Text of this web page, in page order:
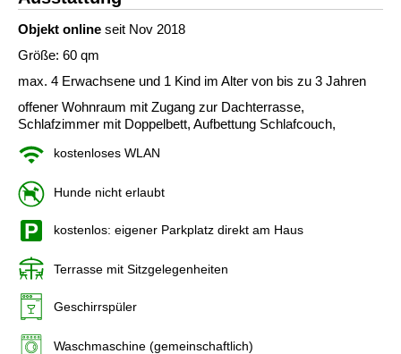
Objekt online seit Nov 2018
Größe: 60 qm
max. 4 Erwachsene und 1 Kind im Alter von bis zu 3 Jahren
offener Wohnraum mit Zugang zur Dachterrasse,
Schlafzimmer mit Doppelbett, Aufbettung Schlafcouch,
kostenloses WLAN
Hunde nicht erlaubt
kostenlos: eigener Parkplatz direkt am Haus
Terrasse mit Sitzgelegenheiten
Geschirrspüler
Waschmaschine (gemeinschaftlich)